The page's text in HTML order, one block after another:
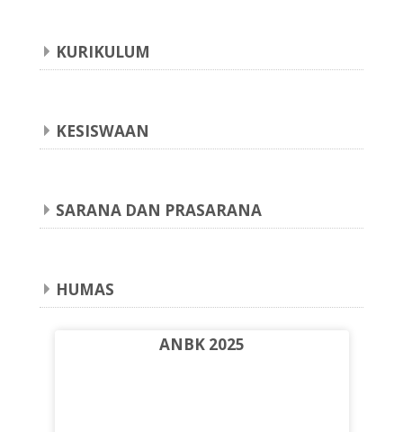
Bahasa Indonesia ‎(id)‎
KURIKULUM
KESISWAAN
SARANA DAN PRASARANA
HUMAS
ANBK 2025